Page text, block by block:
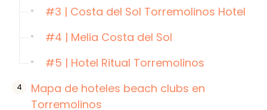
#3 | Costa del Sol Torremolinos Hotel
#4 | Melia Costa del Sol
#5 | Hotel Ritual Torremolinos
Mapa de hoteles beach clubs en
Torremolinos